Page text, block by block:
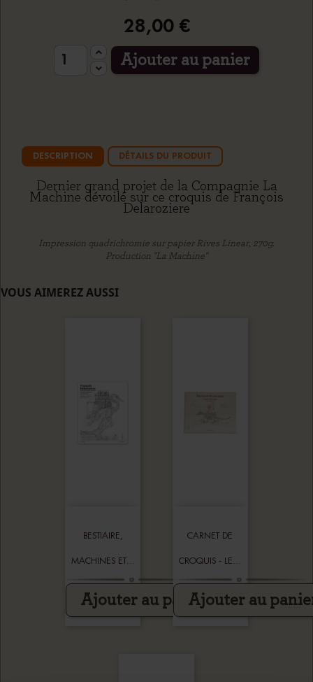
28,00 €
Ajouter au panier
DESCRIPTION DÉTAILS DU PRODUIT
Dernier grand projet de la Compagnie La
Machine dévoilé sur ce croquis de François
Delaroziere
Impression quadrichromie sur papier Rives Linear, 270g.
Production "La Machine"
VOUS AIMEREZ AUSSI
BESTIAIRE,
MACHINES ET...
28,00 €
Ajouter au panier
CARNET DE
CROQUIS - LE...
16,00 €
Ajouter au